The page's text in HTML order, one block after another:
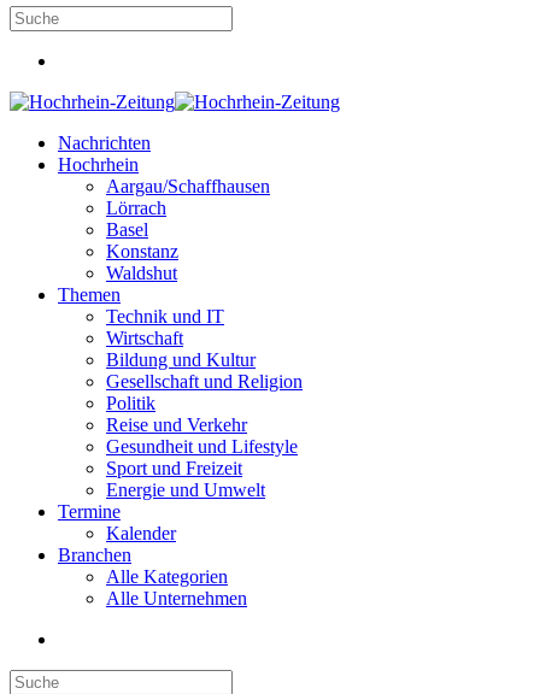
Nachrichten
Hochrhein
Aargau/Schaffhausen
Lörrach
Basel
Konstanz
Waldshut
Themen
Technik und IT
Wirtschaft
Bildung und Kultur
Gesellschaft und Religion
Politik
Reise und Verkehr
Gesundheit und Lifestyle
Sport und Freizeit
Energie und Umwelt
Termine
Kalender
Branchen
Alle Kategorien
Alle Unternehmen